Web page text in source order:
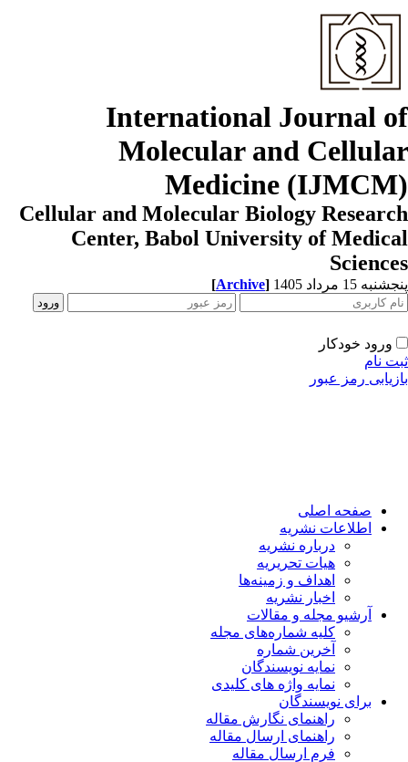
International Journal
Molecular and
Medicine
Cellular and Molecular Biology
Center, Babol University of
15 مرداد 1405 [Archive]
ورود خودکار
نام
رمز عبور
صفحه اصلی
اطلاعات نشریه
درباره نشریه
هیات تحریریه
اهداف و زمینه‌ها
اخبار نشریه
آرشیو مجله و مقالات
کلیه شماره‌های مجله
آخرین شماره
نمایه نویسندگان
نمایه واژه های کلیدی
برای نویسندگان
راهنمای نگارش مقاله
راهنمای ارسال مقاله
فرم ارسال مقاله